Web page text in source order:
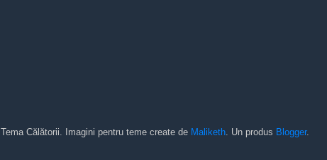
Tema Călătorii. Imagini pentru teme create de Maliketh. Un produs Blogger.